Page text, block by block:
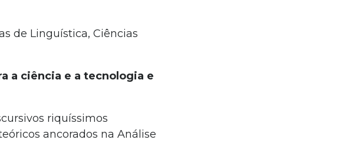
de Linguística, Ciências
a ciência e a tecnologia e
riquíssimos
ancorados na Análise